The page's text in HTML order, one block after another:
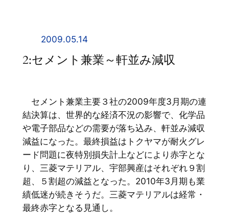
2009.05.14
2:セメント兼業～軒並み減収
セメント兼業主要３社の2009年度3月期の連
結決算は、世界的な経済不況の影響で、化学品
や電子部品などの需要が落ち込み、軒並み減収
減益になった。最終損益はトクヤマが耐火グレ
ード問題に夜特別損失計上などにより赤字とな
り、三菱マテリアル、宇部興産はそれぞれ９割
超、５割超の減益となった。2010年3月期も業
績低迷が続きそうだ。三菱マテリアルは経常・
最終赤字となる見通し。